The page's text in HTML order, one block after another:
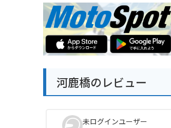
河鹿橋のレビュー
未ログインユーザー